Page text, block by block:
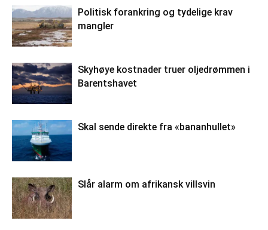
Politisk forankring og tydelige krav
mangler
Skyhøye kostnader truer oljedrømmen i
Barentshavet
Skal sende direkte fra «bananhullet»
Slår alarm om afrikansk villsvin